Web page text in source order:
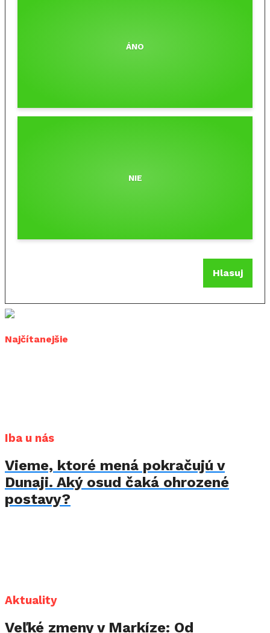
ÁNO
NIE
Hlasuj
Najčítanejšie
Iba u nás
Vieme, ktoré mená pokračujú v
Dunaji. Aký osud čaká ohrozené
postavy?
Aktuality
Veľké zmeny v Markíze: Od